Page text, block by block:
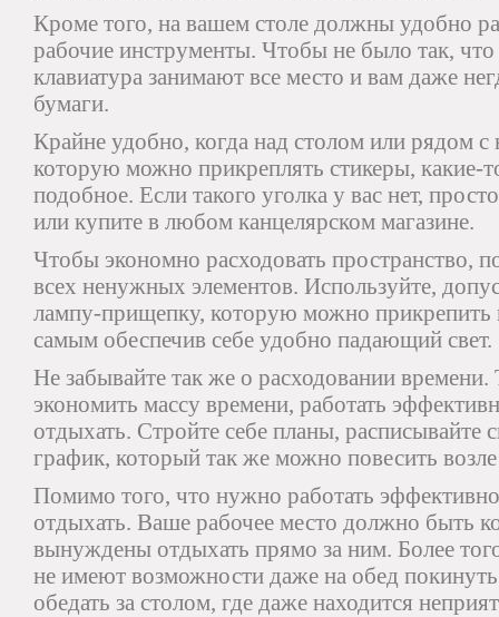
Кроме того, на вашем столе должны удобно
рабочие инструменты. Чтобы не было так,
клавиатура занимают все место и вам даже
бумаги.
Крайне удобно, когда над столом или рядом
которую можно прикреплять стикеры, какие-
подобное. Если такого уголка у вас нет,
или купите в любом канцелярском магазине.
Чтобы экономно расходовать пространство,
всех ненужных элементов. Используйте,
лампу-прищепку, которую можно прикрепить
самым обеспечив себе удобно падающий свет.
Не забывайте так же о расходовании
экономить массу времени, работать
отдыхать. Стройте себе планы, расписывайте
график, который так же можно повесить возле
Помимо того, что нужно работать
отдыхать. Ваше рабочее место должно быть
вынуждены отдыхать прямо за ним. Более
не имеют возможности даже на обед
обедать за столом, где даже находится